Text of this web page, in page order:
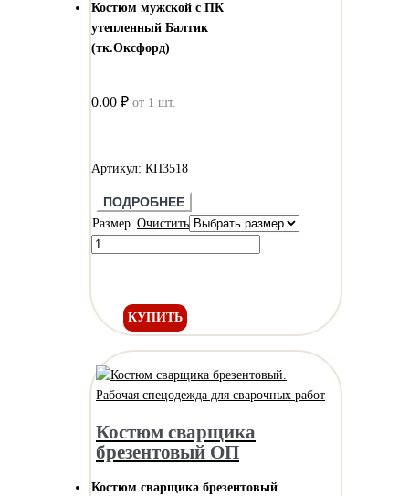
Костюм мужской с ПК
утепленный Балтик
(тк.Оксфорд)
0.00 ₽ от 1 шт.
Артикул: КП3518
ПОДРОБНЕЕ
Размер Очистить
КУПИТЬ
Костюм сварщика
брезентовый ОП
Костюм сварщика брезентовый